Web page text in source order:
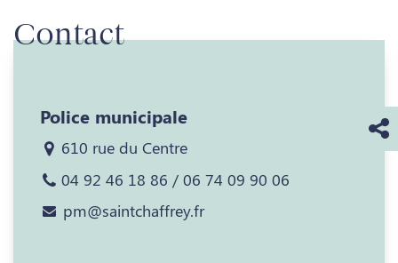
Contact
Police municipale
610 rue du Centre
04 92 46 18 86 / 06 74 09 90 06
pm@saintchaffrey.fr